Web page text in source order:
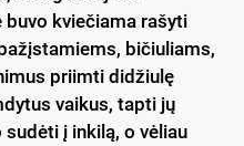
kviečiama rašyti
bičiuliams,
priimti didžiulę
vaikus, tapti jų
į inkilą, o vėliau